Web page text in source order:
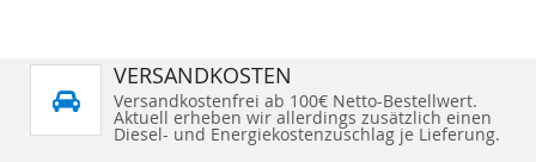
VERSANDKOSTEN
Versandkostenfrei ab 100€ Netto-Bestellwert.
Aktuell erheben wir allerdings zusätzlich einen
Diesel- und Energiekostenzuschlag je Lieferung.